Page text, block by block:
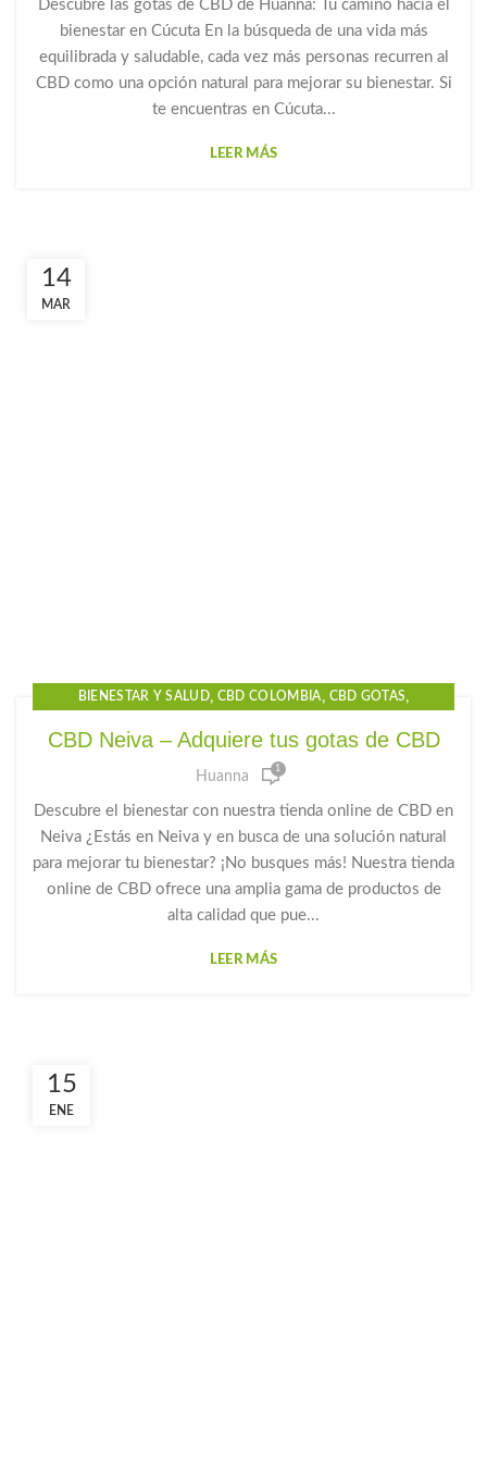
Descubre las gotas de CBD de Huanna: Tu camino hacia el
bienestar en Cúcuta En la búsqueda de una vida más
equilibrada y saludable, cada vez más personas recurren al
CBD como una opción natural para mejorar su bienestar. Si
te encuentras en Cúcuta...
LEER MÁS
14
MAR
BIENESTAR Y SALUD, CBD COLOMBIA, CBD GOTAS,
CBD PARA DORMIR ,CBD PRECIO, GOTAS CBD PARA DORMIR
GOTAS DE CANNABIDIOL GOTAS DE CANNABIS
GOTAS DE CBD,GOTAS PARA LA ANSIEDAD,HUANNA
CBD Neiva – Adquiere tus gotas de CBD
Huanna 1
Descubre el bienestar con nuestra tienda online de CBD en
Neiva ¿Estás en Neiva y en busca de una solución natural
para mejorar tu bienestar? ¡No busques más! Nuestra tienda
online de CBD ofrece una amplia gama de productos de
alta calidad que pue...
LEER MÁS
15
ENE